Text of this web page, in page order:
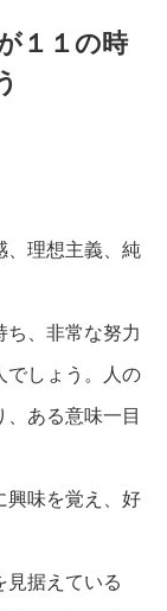
１１の時
、理想主義、純
ち、非常な努力
でしょう。人の
ある意味一目
興味を覚え、好
見据えている